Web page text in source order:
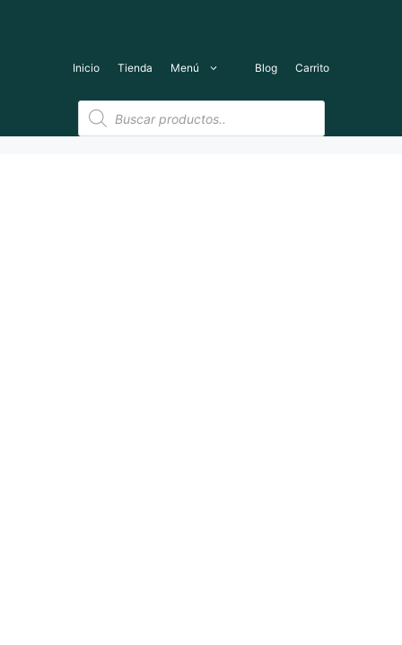
Inicio Tienda Menú Blog Carrito
Búsqueda
de
productos